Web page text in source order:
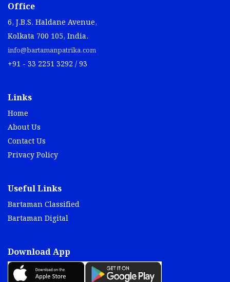
Office
6, J.B.S. Haldane Avenue,
Kolkata 700 105, India.
info@bartamanpatrika.com
+91 - 33 2251 3292 / 93
Links
Home
About Us
Contact Us
Privacy Policy
Useful Links
Bartaman Classified
Bartaman Digital
Download App